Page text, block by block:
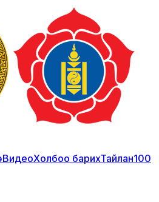
ВидеоХолбоо барихТайлан100